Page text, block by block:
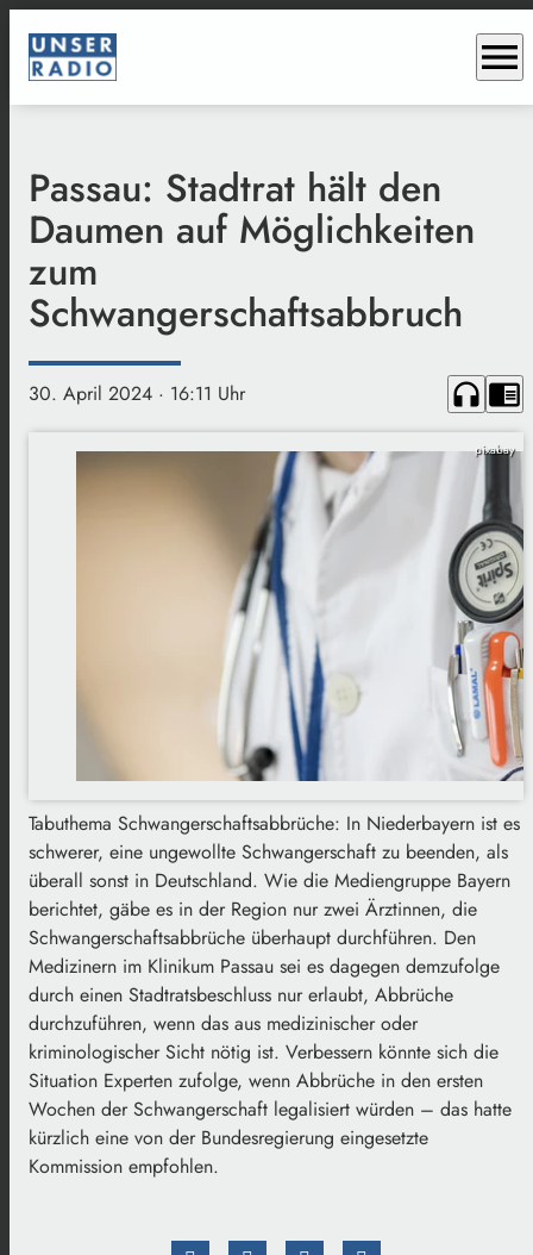
menu
Passau: Stadtrat hält den
Daumen auf Möglichkeiten
zum
Schwangerschaftsabbruch
30. April 2024 · 16:11 Uhr headphones chrome_reader_mode
pixabay
Tabuthema Schwangerschaftsabbrüche: In Niederbayern ist es
schwerer, eine ungewollte Schwangerschaft zu beenden, als
überall sonst in Deutschland. Wie die Mediengruppe Bayern
berichtet, gäbe es in der Region nur zwei Ärztinnen, die
Schwangerschaftsabbrüche überhaupt durchführen. Den
Medizinern im Klinikum Passau sei es dagegen demzufolge
durch einen Stadtratsbeschluss nur erlaubt, Abbrüche
durchzuführen, wenn das aus medizinischer oder
kriminologischer Sicht nötig ist. Verbessern könnte sich die
Situation Experten zufolge, wenn Abbrüche in den ersten
Wochen der Schwangerschaft legalisiert würden – das hatte
kürzlich eine von der Bundesregierung eingesetzte
Kommission empfohlen.